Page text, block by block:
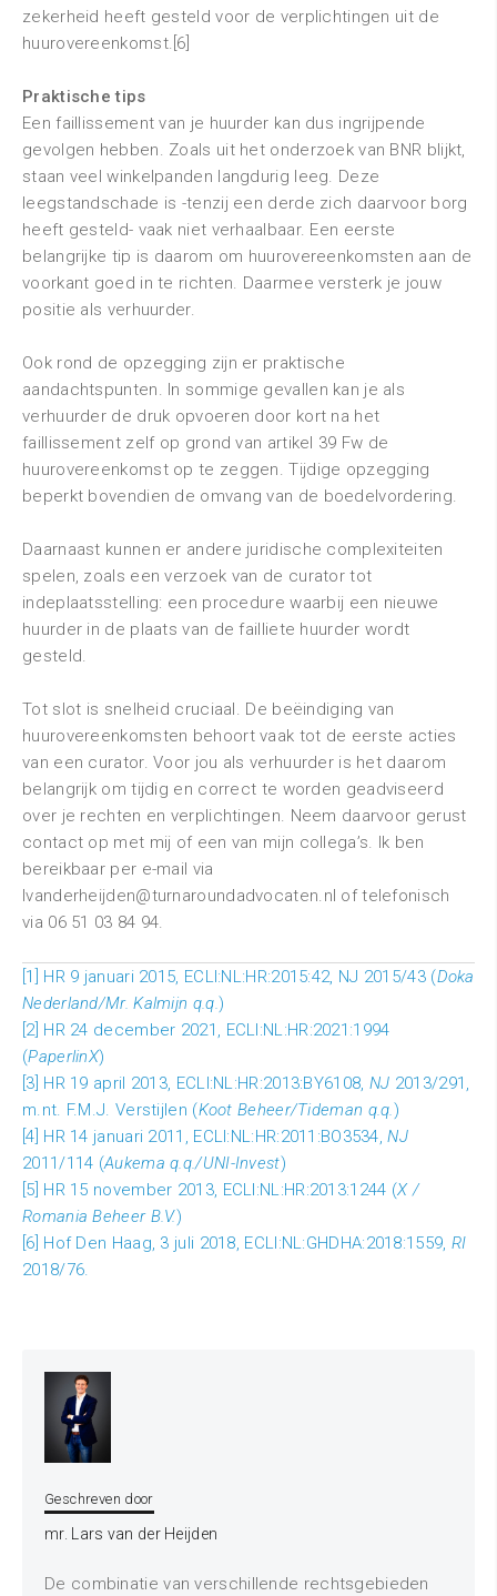
zekerheid heeft gesteld voor de verplichtingen uit de
huurovereenkomst.[6]
Praktische tips
Een faillissement van je huurder kan dus ingrijpende
gevolgen hebben. Zoals uit het onderzoek van BNR blijkt,
staan veel winkelpanden langdurig leeg. Deze
leegstandschade is -tenzij een derde zich daarvoor borg
heeft gesteld- vaak niet verhaalbaar. Een eerste
belangrijke tip is daarom om huurovereenkomsten aan de
voorkant goed in te richten. Daarmee versterk je jouw
positie als verhuurder.
Ook rond de opzegging zijn er praktische
aandachtspunten. In sommige gevallen kan je als
verhuurder de druk opvoeren door kort na het
faillissement zelf op grond van artikel 39 Fw de
huurovereenkomst op te zeggen. Tijdige opzegging
beperkt bovendien de omvang van de boedelvordering.
Daarnaast kunnen er andere juridische complexiteiten
spelen, zoals een verzoek van de curator tot
indeplaatsstelling: een procedure waarbij een nieuwe
huurder in de plaats van de failliete huurder wordt
gesteld.
Tot slot is snelheid cruciaal. De beëindiging van
huurovereenkomsten behoort vaak tot de eerste acties
van een curator. Voor jou als verhuurder is het daarom
belangrijk om tijdig en correct te worden geadviseerd
over je rechten en verplichtingen. Neem daarvoor gerust
contact op met mij of een van mijn collega’s. Ik ben
bereikbaar per e-mail via
lvanderheijden@turnaroundadvocaten.nl of telefonisch
via 06 51 03 84 94.
[1] HR 9 januari 2015, ECLI:NL:HR:2015:42, NJ 2015/43 (Doka
Nederland/Mr. Kalmijn q.q.)
[2] HR 24 december 2021, ECLI:NL:HR:2021:1994
(PaperlinX)
[3] HR 19 april 2013, ECLI:NL:HR:2013:BY6108, NJ 2013/291,
m.nt. F.M.J. Verstijlen (Koot Beheer/Tideman q.q.)
[4] HR 14 januari 2011, ECLI:NL:HR:2011:BO3534,NJ
2011/114 (Aukema q.q./UNI-Invest)
[5] HR 15 november 2013, ECLI:NL:HR:2013:1244 (X /
Romania Beheer B.V.)
[6] Hof Den Haag, 3 juli 2018, ECLI:NL:GHDHA:2018:1559, RI
2018/76.
Geschreven door
mr. Lars van der Heijden
De combinatie van verschillende rechtsgebieden